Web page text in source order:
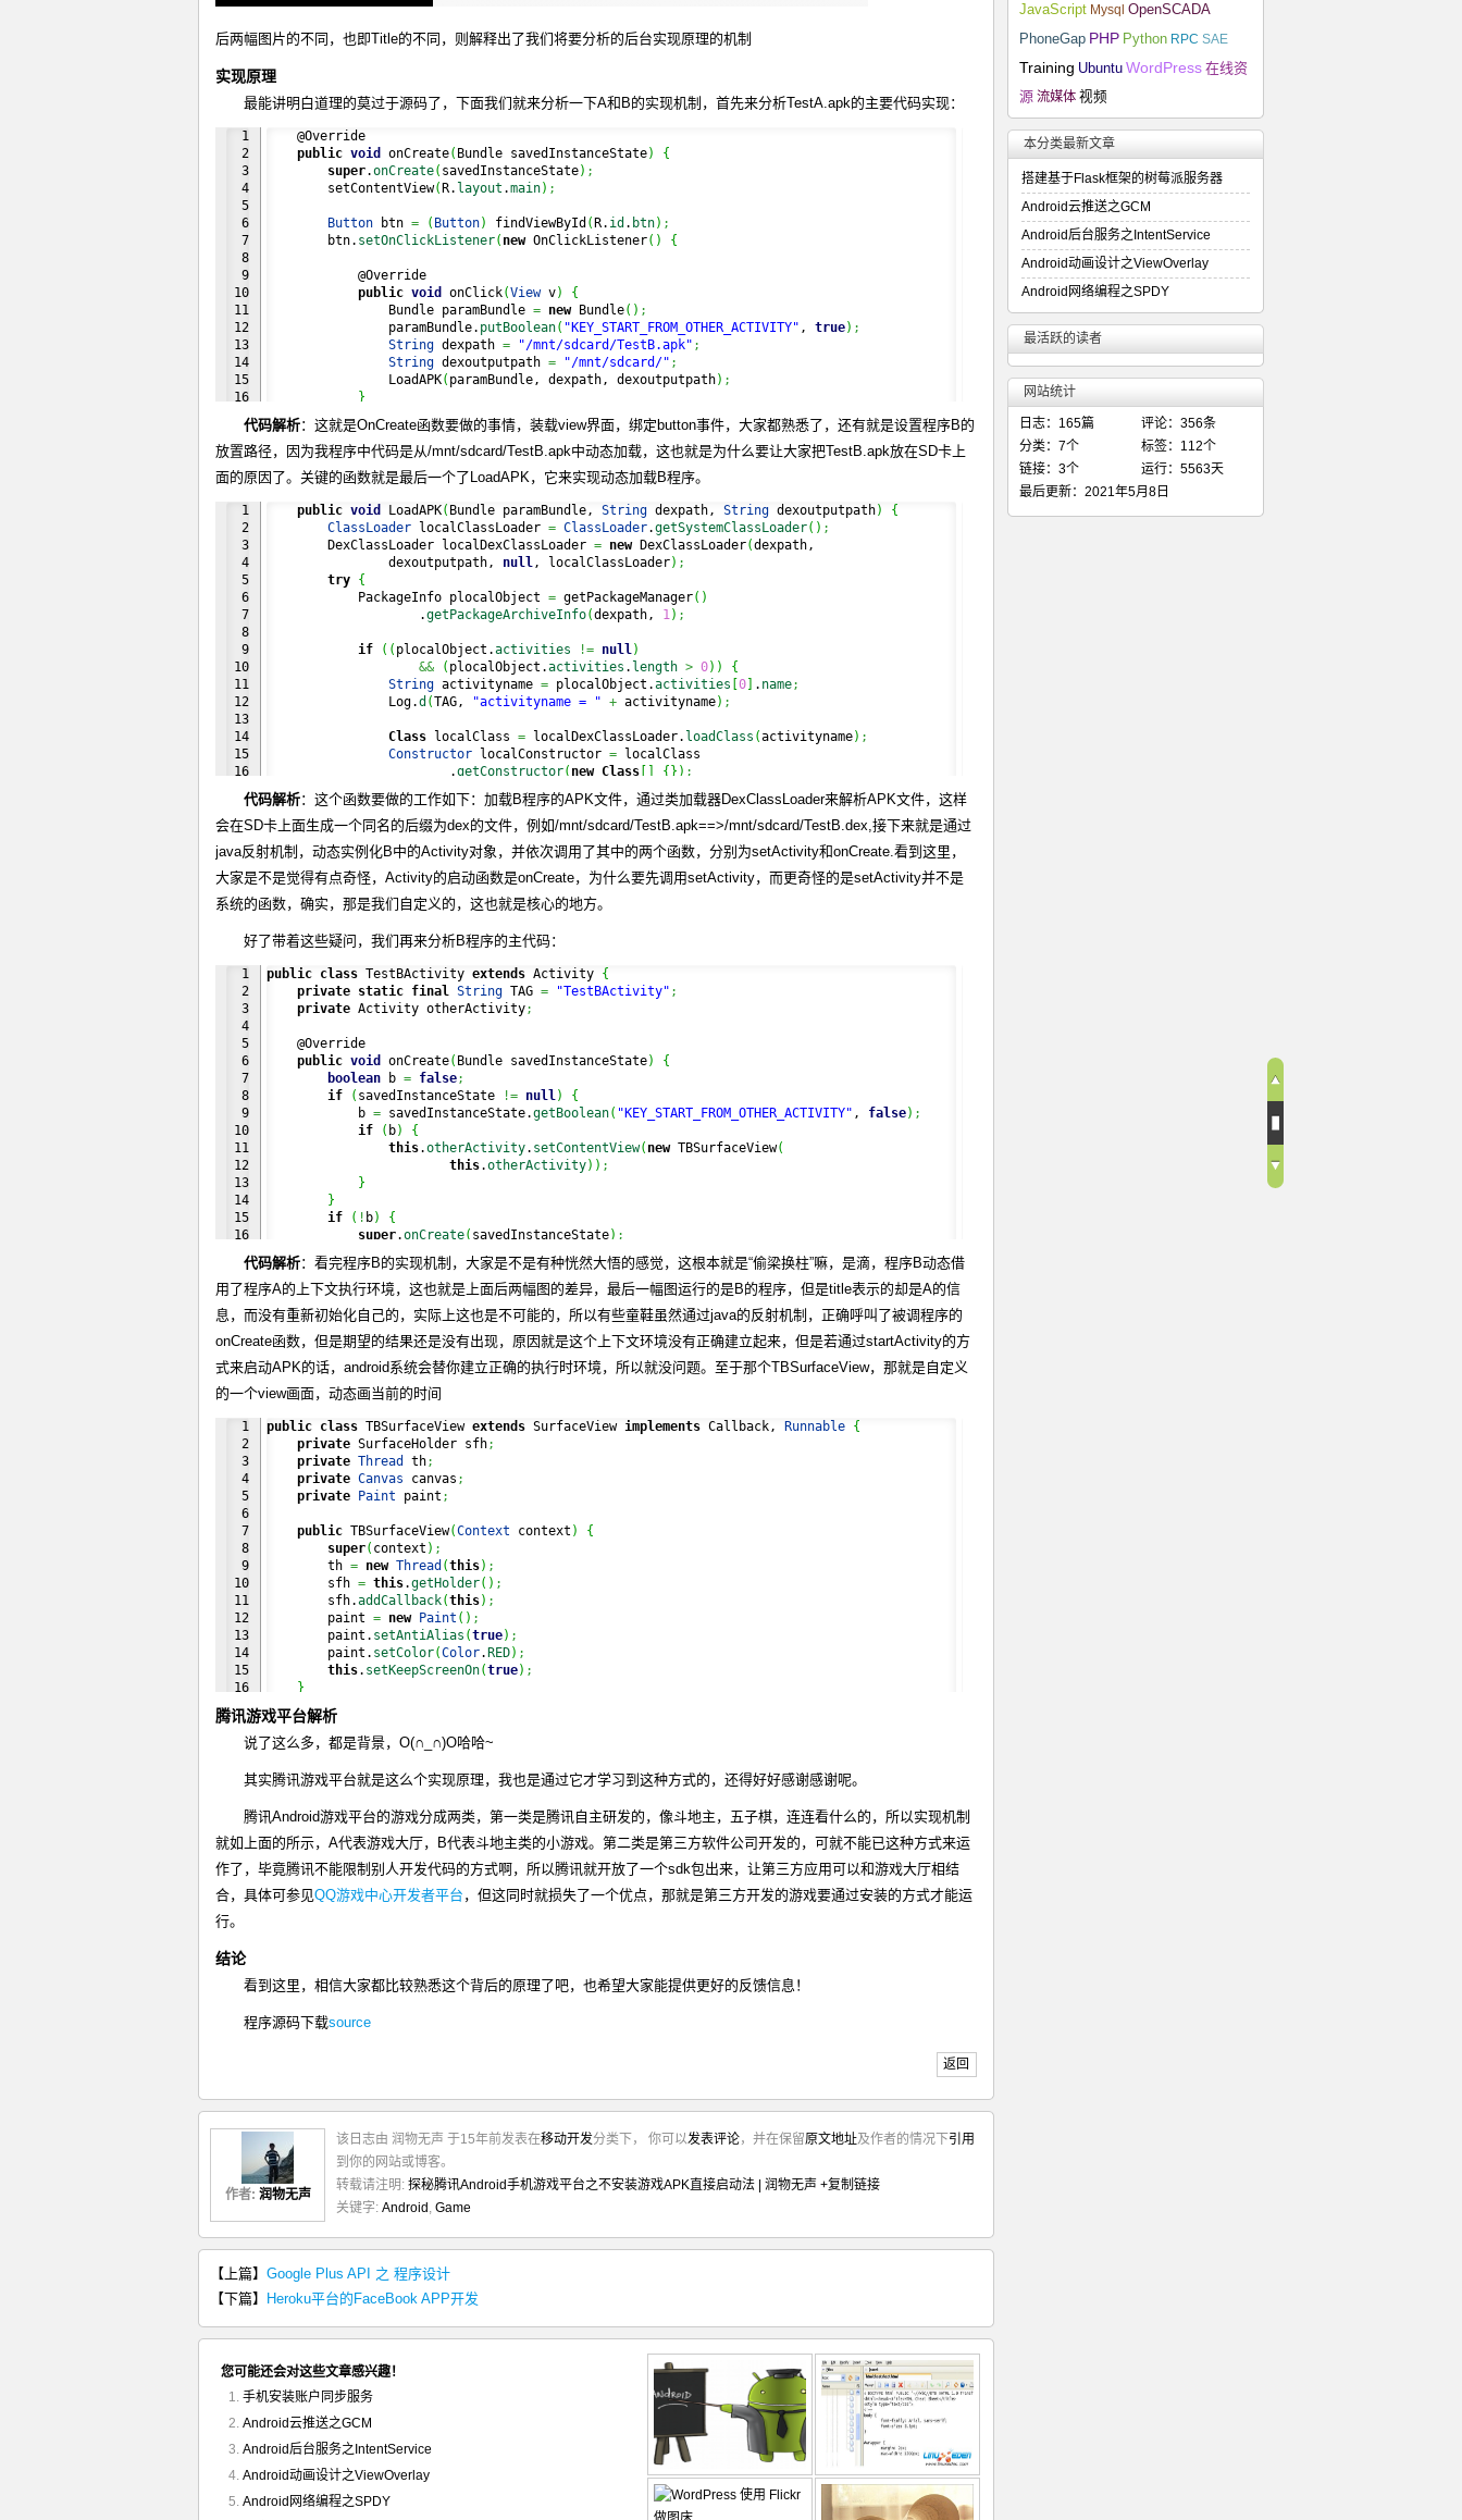
后两幅图片的不同，也即Title的不同，则解释出了我们将要分析的后台实现原理的机制
实现原理
最能讲明白道理的莫过于源码了，下面我们就来分析一下A和B的实现机制，首先来分析TestA.apk的主要代码实现：
1
2
3
4
5
6
7
8
9
10
11
12
13
14
15
16
17
@Override
public void onCreate( Bundle savedInstanceState)
{
super.onCreate( savedInstanceState) ;
setContentView( R. layout .main) ;
Button btn = ( Button) findViewById ( R. id . btn) ;
btn. setOnClickListener( new OnClickListener( ) {
@Override
public void onClick(View v)
{
Bundle paramBundle = new Bundle( ) ;
paramBundle. putBoolean( "KEY_START_FROM_OTHER_ACTIVITY" , true) ;
String dexpath = "/mnt/sdcard/TestB.apk" ;
String dexoutputpath = "/mnt/sdcard/" ;
LoadAPK( paramBundle, dexpath, dexoutputpath) ;
}
} )
}
代码解析：这就是OnCreate函数要做的事情，装载view界面，绑定button事件，大家都熟悉了，还有就是设置程序B的
放置路径，因为我程序中代码是从/mnt/sdcard/TestB.apk中动态加载，这也就是为什么要让大家把TestB.apk放在SD卡上
面的原因了。关键的函数就是最后一个了LoadAPK，它来实现动态加载B程序。
1
2
3
4
5
6
7
8
9
10
11
12
13
14
15
16
17
18
19
20
21
22
23
24
26
27
28
29
30
31
32
33
public void LoadAPK( Bundle paramBundle, String dexpath, String dexoutputpath)
{
ClassLoader localClassLoader = ClassLoader.getSystemClassLoader( ) ;
DexClassLoader localDexClassLoader = new DexClassLoader(dexpath,
dexoutputpath, null, localClassLoader) ;
try {
PackageInfo plocalObject = getPackageManager( )
.getPackageArchiveInfo(dexpath, 1) ;
if ( ( plocalObject.activities != null)
&&
( plocalObject.activities . length > 0) )
{
String activityname = plocalObject.activities 0 . name;
Log.d (TAG, "activityname = " + activityname) ;
Class localClass = localDexClassLoader. loadClass (activityname) ;
Constructor localConstructor = localClass
.getConstructor( new Class { } ) ;
Object instance localConstructor. newInstance ] } )
Log.d( TAG, "instance = " + instance);
Method localMethodSetActivity = localClass. getDeclaredMethod
"setActivity", new Class[] { Activity.class });
localMethodSetActivity.setAccessible(true);
localMethodSetActivity.invoke
"onCreate", new
methodonCreate.invoke(instance,
}
return;
ex.
}
代码解析：这个函数要做的工作如下：加载B程序的APK文件，通过类加载器DexClassLoader来解析APK文件，这样
会在SD卡上面生成一个同名的后缀为dex的文件，例如/mnt/sdcard/TestB.apk==>/mnt/sdcard/TestB.dex,接下来就是通过
java反射机制，动态实例化B中的Activity对象，并依次调用了其中的两个函数，分别为setActivity和onCreate.看到这里，
大家是不是觉得有点奇怪，Activity的启动函数是onCreate，为什么要先调用setActivity，而更奇怪的是setActivity并不是
系统的函数，确实，那是我们自定义的，这也就是核心的地方。
好了带着这些疑问，我们再来分析B程序的主代码：
1
2
3
4
5
6
7
8
9
10
11
12
13
14
15
16
17
18
19
21
22
23
24
25
public class TestBActivity extends Activity {
private static final String TAG = "TestBActivity" ;
private Activity otherActivity;
@Override
public void onCreate( Bundle savedInstanceState)
{
boolean b = false;
if
( savedInstanceState != null)
{
b = savedInstanceState.getBoolean( "KEY_START_FROM_OTHER_ACTIVITY" , false) ;
if
( b)
{
this.otherActivity. setContentView( new TBSurfaceView(
this.otherActivity) ) ;
}
}
if
( ! b)
{
super.onCreate( savedInstanceState) ;
// setContentView(R.layout.main);
setContentView (new TBSurfaceView(this));
}
}
public void setActivity(Activity paramActivity) {
Log.
TAG, "setActivity..." paramActivity )
this.otherActivity = paramActivity;
}
代码解析：看完程序B的实现机制，大家是不是有种恍然大悟的感觉，这根本就是“偷梁换柱”嘛，是滴，程序B动态借
用了程序A的上下文执行环境，这也就是上面后两幅图的差异，最后一幅图运行的是B的程序，但是title表示的却是A的信
息，而没有重新初始化自己的，实际上这也是不可能的，所以有些童鞋虽然通过java的反射机制，正确呼叫了被调程序的
onCreate函数，但是期望的结果还是没有出现，原因就是这个上下文环境没有正确建立起来，但是若通过startActivity的方
式来启动APK的话，android系统会替你建立正确的执行时环境，所以就没问题。至于那个TBSurfaceView，那就是自定义
的一个view画面，动态画当前的时间
1
2
3
4
5
6
7
8
9
10
11
12
13
14
15
16
17
18
19
21
23
24
25
26
27
28
30
31
32
33
35
44
45
50
51
53
55
public class TBSurfaceView extends SurfaceView implements Callback, Runnable {
private SurfaceHolder sfh;
private Thread th;
private Canvas canvas ;
private
Paint paint ;
public TBSurfaceView(Context context )
{
super( context ) ;
th = new Thread (this) ;
sfh = this.getHolder( ) ;
sfh.addCallback(this) ;
paint = new Paint ( ) ;
paint. setAntiAlias (true) ;
paint. setColor(Color. RED) ;
this. setKeepScreenOn(true) ;
}
public
th.start );
try {
canvas = sfh.lockCanvas();
if (canvas != null) {
canvas.drawColor( Color .WHITE);
canvas.drawText ("Time: " + System currentTimeMillis(), 100,
100 , paint);
if (canvas != null) {
}
try
{
Thread.
} catch (InterruptedException e ) {
e.printStackTrace ();
}
public void surfaceChanged
int height)
{
}
腾讯游戏平台解析
说了这么多，都是背景，O(∩_∩)O哈哈~
其实腾讯游戏平台就是这么个实现原理，我也是通过它才学习到这种方式的，还得好好感谢感谢呢。
腾讯Android游戏平台的游戏分成两类，第一类是腾讯自主研发的，像斗地主，五子棋，连连看什么的，所以实现机制
就如上面的所示，A代表游戏大厅，B代表斗地主类的小游戏。第二类是第三方软件公司开发的，可就不能已这种方式来运
作了，毕竟腾讯不能限制别人开发代码的方式啊，所以腾讯就开放了一个sdk包出来，让第三方应用可以和游戏大厅相结
合，具体可参见QQ游戏中心开发者平台 ，但这同时就损失了一个优点，那就是第三方开发的游戏要通过安装的方式才能运
行。
结论
看到这里，相信大家都比较熟悉这个背后的原理了吧，也希望大家能提供更好的反馈信息！
程序源码下载source
返回
作者: 润物无声
该日志由 润物无声 于15年前发表在移动开发分类下， 你可以发表评论，并在保留原文地址及作者的情况下引用
到你的网站或博客。
转载请注明: 探秘腾讯Android手机游戏平台之不安装游戏APK直接启动法 | 润物无声 +复制链接
关键字: Android , Game
【上篇】 Google Plus API 之 程序设计
【下篇】
Heroku平台的FaceBook APP开发
您可能还会对这些文章感兴趣！
手机安装账户同步服务
Android云推送之GCM
Android后台服务之IntentService
Android动画设计之ViewOverlay
Android网络编程之SPDY
JavaScript Mysql OpenSCADA
PhoneGap PHP Python RPC SAE
Training Ubuntu WordPress 在线资
源 流媒体 视频
本分类最新文章
搭建基于Flask框架的树莓派服务器
Android云推送之GCM
Android后台服务之IntentService
Android动画设计之ViewOverlay
Android网络编程之SPDY
最活跃的读者
网站统计
日志：165篇
评论：356条
分类：7个
标签：112个
链接：3个
运行：5563天
最后更新：2021年5月8日